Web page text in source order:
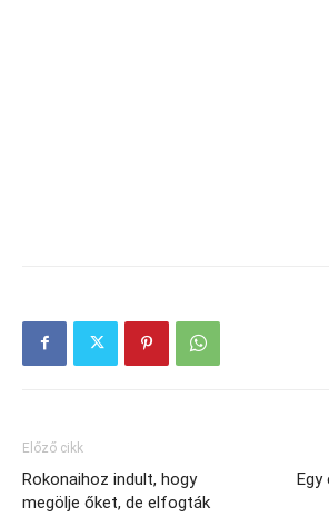
Előző cikk
Rokonaihoz indult, hogy
megölje őket, de elfogták
Egy